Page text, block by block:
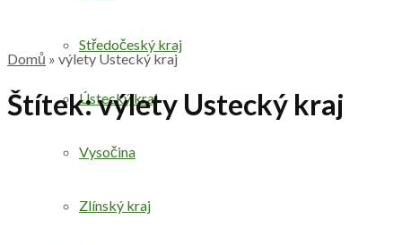
Středočeský kraj
Ústecký kraj
Vysočina
Zlínský kraj
Domů » výlety Ustecký kraj
Štítek:výlety Ustecký kraj